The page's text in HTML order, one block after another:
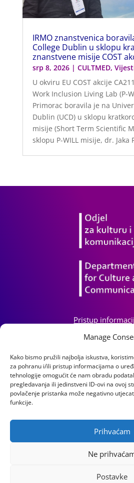
Manage
Kako bismo pružili najbolja iskustva,
za pohranu i/ili pristup informacijama o
tehnologije omogućit će nam obradu
pregledavanja ili jedinstveni ID-ovi na ovoj
povlačenje pristanka može negativno
funkcije.
Prihvaćam
Ne
Postavke
IRMO znanstvenica
College Dublin u sklopu
znanstvene misije COST
srp 8, 2026| CULTMED,
U okviru EU COST akcije
Work Inclusion Living Lab (P-
Primorac boravila je na
Dublin (UCD) u sklopu
misije (Short Term Scientific
sklopu P-WILL misije, dr. Jaka
Pristup
Izjava o pristupačnosti
Impressum
Informacije o
Kontakt
Institut za razvoj i